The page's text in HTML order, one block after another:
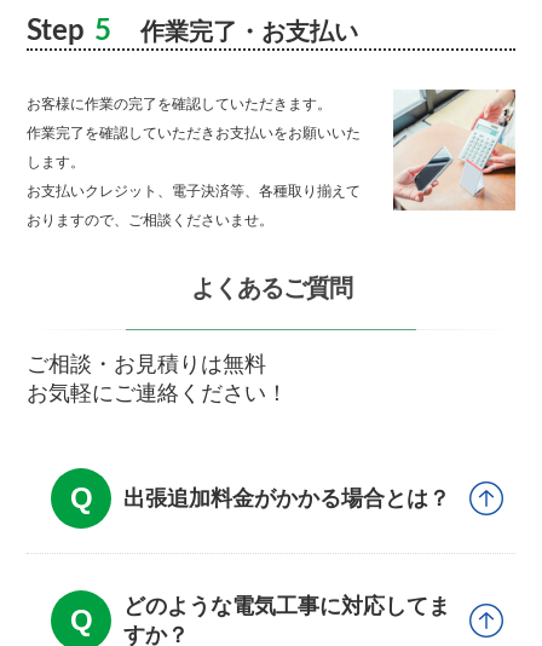
Step 5 作業完了・お支払い
お客様に作業の完了を確認していただきます。
作業完了を確認していただきお支払いをお願いいた
します。
お支払いクレジット、電子決済等、各種取り揃えて
おりますので、ご相談くださいませ。
よくあるご質問
ご相談・お見積りは無料
お気軽にご連絡ください！
出張追加料金がかかる場合とは？
どのような電気工事に対応してま
すか？